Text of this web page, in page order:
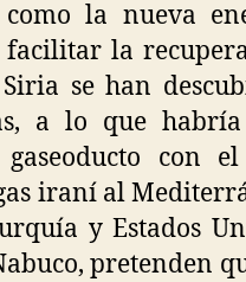
la nueva
la
se han
a lo que
con
iraní al
y Estados
pretenden